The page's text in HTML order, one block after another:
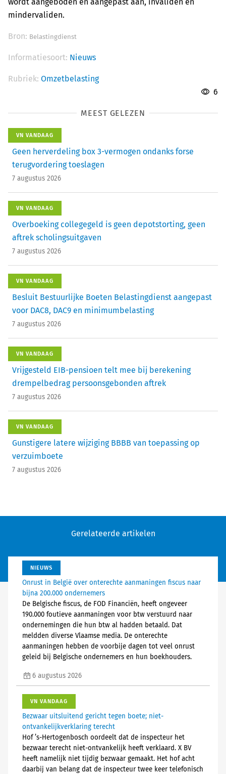
mindervaliden.
Bron: Belastingdienst
Informatiesoort: Nieuws
Rubriek: Omzetbelasting
6
MEEST GELEZEN
VN VANDAAG
Geen herverdeling box 3-vermogen ondanks forse
terugvordering toeslagen
7 augustus 2026
VN VANDAAG
Overboeking collegegeld is geen depotstorting, geen
aftrek scholingsuitgaven
7 augustus 2026
VN VANDAAG
Besluit Bestuurlijke Boeten Belastingdienst aangepast
voor DAC8, DAC9 en minimumbelasting
7 augustus 2026
VN VANDAAG
Vrijgesteld EIB-pensioen telt mee bij berekening
drempelbedrag persoonsgebonden aftrek
7 augustus 2026
VN VANDAAG
Gunstigere latere wijziging BBBB van toepassing op
verzuimboete
7 augustus 2026
Gerelateerde artikelen
NIEUWS
Onrust in België over onterechte aanmaningen fiscus naar
bijna 200.000 ondernemers
De Belgische fiscus, de FOD Financiën, heeft ongeveer
190.000 foutieve aanmaningen voor btw verstuurd naar
ondernemingen die hun btw al hadden betaald. Dat
meldden diverse Vlaamse media. De onterechte
aanmaningen hebben de voorbije dagen tot veel onrust
geleid bij Belgische ondernemers en hun boekhouders.
6 augustus 2026
VN VANDAAG
Bezwaar uitsluitend gericht tegen boete; niet-
ontvankelijkverklaring terecht
Hof ’s-Hertogenbosch oordeelt dat de inspecteur het
bezwaar terecht niet-ontvankelijk heeft verklaard. X BV
heeft namelijk niet tijdig bezwaar gemaakt. Het hof acht
daarbij van belang dat de inspecteur twee keer telefonisch